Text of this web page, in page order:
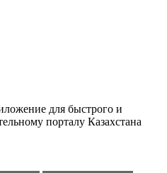
для быстрого и
порталу Казахстана